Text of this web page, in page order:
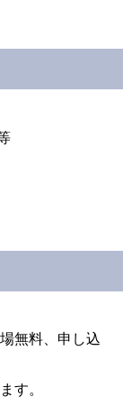
無料、申し込
す。